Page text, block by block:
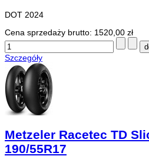
DOT 2024
Cena sprzedaży brutto: 1520,00 zł
Szczegóły
Metzeler Racetec TD
190/55R17